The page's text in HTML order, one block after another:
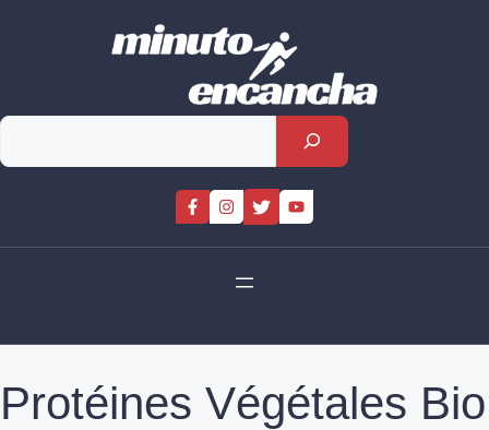
Rechercher
Protéines Végétales Bio